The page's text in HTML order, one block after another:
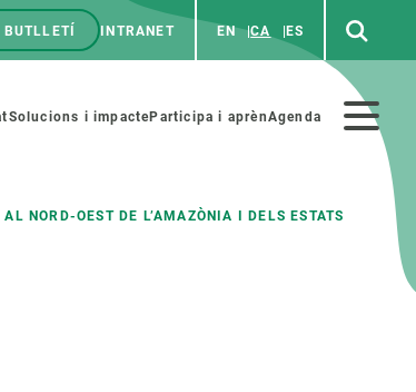
INTRANET EN CA ES
Solucions i impacteParticipa i aprènAgenda
NORD-OEST DE L’AMAZÒNIA I DELS ESTATS